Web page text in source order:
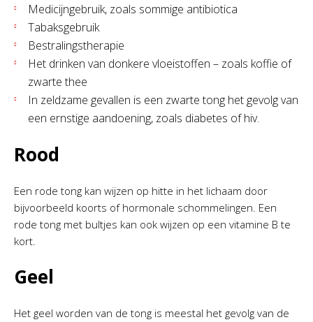
Medicijngebruik, zoals sommige antibiotica
Tabaksgebruik
Bestralingstherapie
Het drinken van donkere vloeistoffen – zoals koffie of
zwarte thee
In zeldzame gevallen is een zwarte tong het gevolg van
een ernstige aandoening, zoals diabetes of hiv.
Rood
Een rode tong kan wijzen op hitte in het lichaam door
bijvoorbeeld koorts of hormonale schommelingen. Een
rode tong met bultjes kan ook wijzen op een vitamine B te
kort.
Geel
Het geel worden van de tong is meestal het gevolg van de